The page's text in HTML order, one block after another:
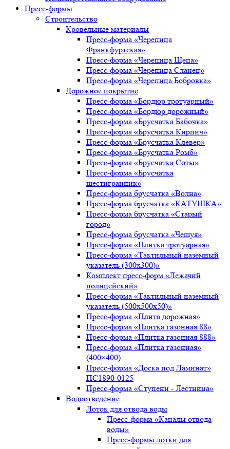
Пресс-формы
Строительство
Кровельные материалы
Пресс-форма «Черепица
Франкфуртская»
Пресс-форма «Черепица Щепа»
Пресс-форма «Черепица Сланец»
Пресс-форма «Черепица Бобровка»
Дорожное покрытие
Пресс-форма «Бордюр тротуарный»
Пресс-форма «Бордюр дорожный»
Пресс-форма «Брусчатка Бабочка»
Пресс-форма «Брусчатка Кирпич»
Пресс-форма «Брусчатка Клевер»
Пресс-форма «Брусчатка Ромб»
Пресс-форма «Брусчатка Соты»
Пресс-форма «Брусчатка
шестигранник»
Пресс-форма брусчатка «Волна»
Пресс-форма брусчатка «КАТУШКА»
Пресс-форма брусчатка «Старый
город»
Пресс-форма брусчатка «Чешуя»
Пресс-форма «Плитка тротуарная»
Пресс-форма «Тактильный наземный
указатель (300х300)»
Комплект пресс-форм «Лежачий
полицейский»
Пресс-форма «Тактильный наземный
указатель (500х500х50)»
Пресс-форма «Плита дорожная»
Пресс-форма «Плитка газонная 88»
Пресс-форма «Плитка газонная 888»
Пресс-форма «Плитка газонная»
(400×400)
Пресс-форма «Доска под Ламинат»
ПС1890-0125
Пресс-форма «Ступени - Лестница»
Водоотведение
Лоток для отвода воды
Пресс-форма «Каналы отвода
воды»
Пресс-формы лотки для